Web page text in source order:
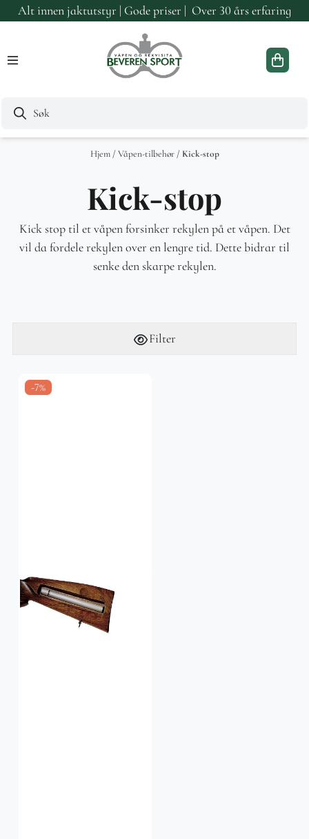
Hopp til innhold
Alt innen jaktutstyr | Gode priser | Over 30 års erfaring
Hjem /Våpen-tilbehør / Kick-stop
Kick-stop
Kick stop til et våpen forsinker rekylen på et våpen. Det
vil da fordele rekylen over en lengre tid. Dette bidrar til
senke den skarpe rekylen.
Filter
-7%